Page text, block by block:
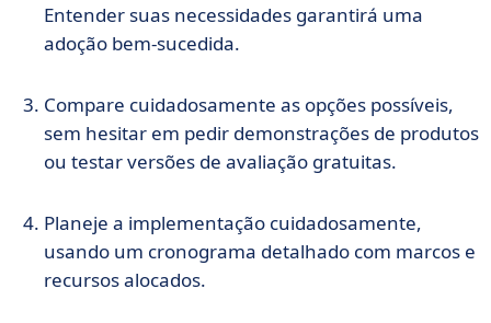
Entender suas necessidades garantirá uma
adoção bem-sucedida.
Compare cuidadosamente as opções possíveis,
sem hesitar em pedir demonstrações de produtos
ou testar versões de avaliação gratuitas.
Planeje a implementação cuidadosamente,
usando um cronograma detalhado com marcos e
recursos alocados.